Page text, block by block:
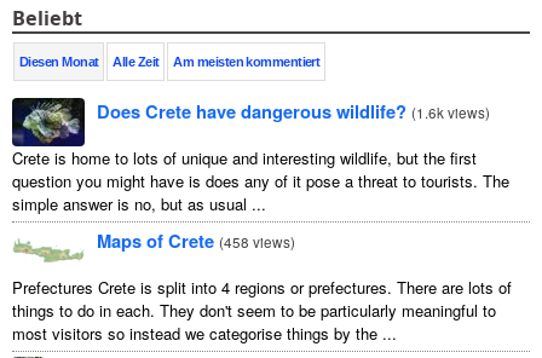
Beliebt
Diesen Monat Alle Zeit Am meisten kommentiert
Does Crete have dangerous wildlife? (1.6k views)
Crete is home to lots of unique and interesting wildlife, but the first
question you might have is does any of it pose a threat to tourists. The
simple answer is no, but as usual ...
Maps of Crete (458 views)
Prefectures Crete is split into 4 regions or prefectures. There are lots of
things to do in each. They don't seem to be particularly meaningful to
most visitors so instead we categorise things by the ...